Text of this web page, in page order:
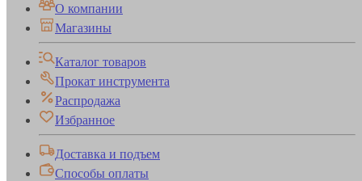
О компании
Магазины
Каталог товаров
Прокат инструмента
Распродажа
Избранное
Доставка и подъем
Способы оплаты